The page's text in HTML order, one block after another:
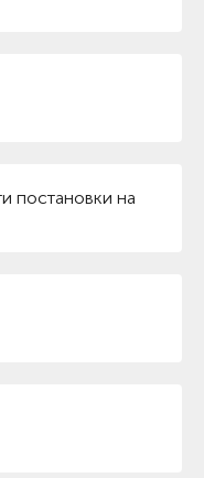
постановки на